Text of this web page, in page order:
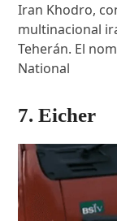
Iran Khodro,
multinacional
Teherán. El
National
7. Eicher